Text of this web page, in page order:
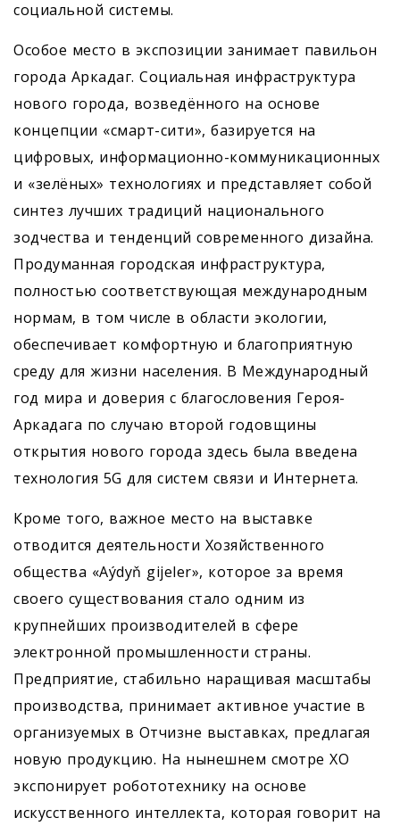
социальной системы.
Особое место в экспозиции занимает павильон
города Аркадаг. Социальная инфраструктура
нового города, возведённого на основе
концепции «смарт-сити», базируется на
цифровых, информационно-коммуникационных
и «зелёных» технологиях и представляет собой
синтез лучших традиций национального
зодчества и тенденций современного дизайна.
Продуманная городская инфраструктура,
полностью соответствующая международным
нормам, в том числе в области экологии,
обеспечивает комфортную и благоприятную
среду для жизни населения. В Международный
год мира и доверия с благословения Героя-
Аркадага по случаю второй годовщины
открытия нового города здесь была введена
технология 5G для систем связи и Интернета.
Кроме того, важное место на выставке
отводится деятельности Хозяйственного
общества «Aýdyň gijeler», которое за время
своего существования стало одним из
крупнейших производителей в сфере
электронной промышленности страны.
Предприятие, стабильно наращивая масштабы
производства, принимает активное участие в
организуемых в Отчизне выставках, предлагая
новую продукцию. На нынешнем смотре ХО
экспонирует робототехнику на основе
искусственного интеллекта, которая говорит на